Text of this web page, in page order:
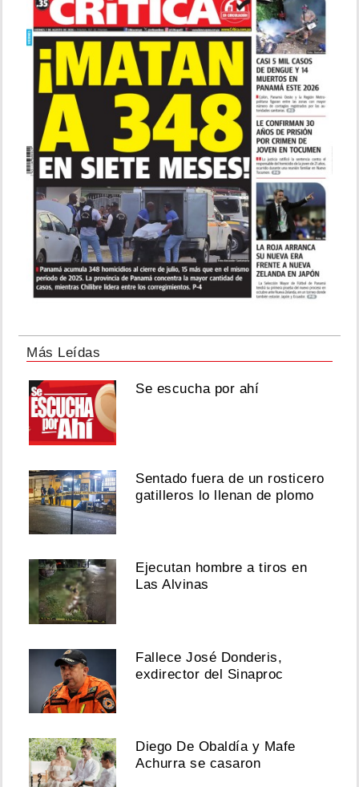
Más Leídas
Se escucha por ahí
Sentado fuera de un rosticero
gatilleros lo llenan de plomo
Ejecutan hombre a tiros en
Las Alvinas
Fallece José Donderis,
exdirector del Sinaproc
Diego De Obaldía y Mafe
Achurra se casaron